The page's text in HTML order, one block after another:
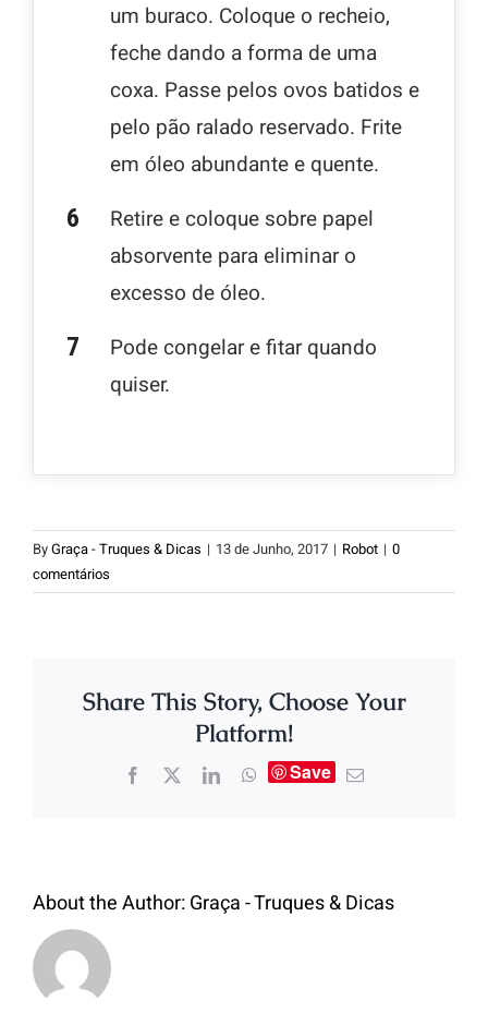
um buraco. Coloque o recheio,
feche dando a forma de uma
coxa. Passe pelos ovos batidos e
pelo pão ralado reservado. Frite
em óleo abundante e quente.
Retire e coloque sobre papel
absorvente para eliminar o
excesso de óleo.
Pode congelar e fitar quando
quiser.
ByGraça - Truques & Dicas | 13 de Junho, 2017 | Robot | 0
comentários
Share This Story, Choose Your
Platform!
Save
About the Author:Graça - Truques & Dicas